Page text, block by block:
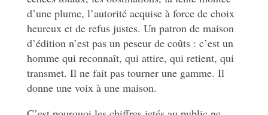
d’une plume, l’autorité acquise à force de choix
heureux et de refus justes. Un patron de maison
d’édition n’est pas un peseur de coûts : c’est un
homme qui reconnaît, qui attire, qui retient, qui
transmet. Il ne fait pas tourner une gamme. Il
donne une voix à une maison.